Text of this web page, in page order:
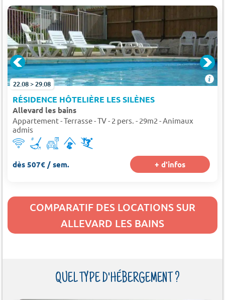
22.08 > 29.08
RÉSIDENCE HÔTELIÈRE LES SILÈNES
Allevard les bains
Appartement - Terrasse - TV - 2 pers. - 29m2 - Animaux
admis
dès 507€ / sem. + d'infos
COMPARATIF DES LOCATIONS SUR
ALLEVARD LES BAINS
QUEL TYPE D'HÉBERGEMENT ?